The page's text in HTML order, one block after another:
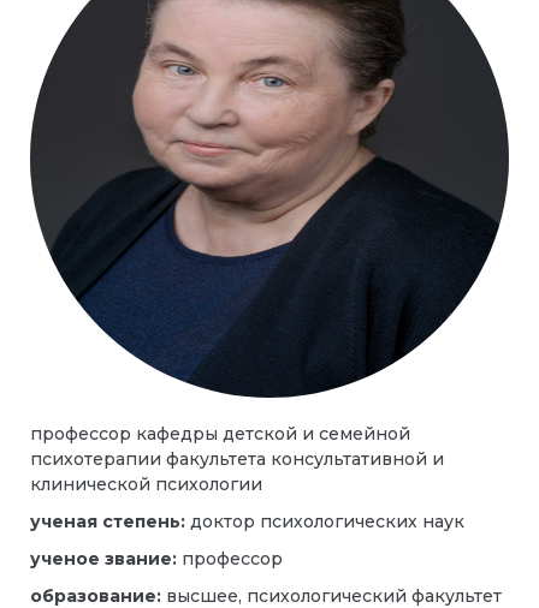
профессор кафедры детской и семейной
психотерапии факультета консультативной и
клинической психологии
ученая степень: доктор психологических наук
ученое звание: профессор
образование: высшее, психологический факультет